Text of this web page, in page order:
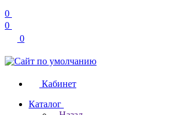
0
0
0
Кабинет
Каталог